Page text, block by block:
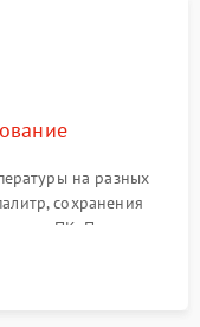
на разных
сохранения
на ПК. Проверка
качества.